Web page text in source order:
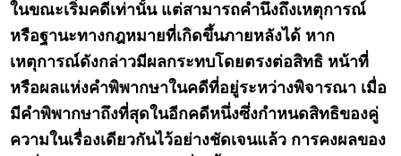
ในขณะเริ่มคดีเท่านั้น แต่สามารถคำนึงถึงเหตุการณ์
หรือฐานะทางกฎหมายที่เกิดขึ้นภายหลังได้ หาก
เหตุการณ์ดังกล่าวมีผลกระทบโดยตรงต่อสิทธิ หน้าที่
หรือผลแห่งคำพิพากษาในคดีที่อยู่ระหว่างพิจารณา เมื่อ
มีคำพิพากษาถึงที่สุดในอีกคดีหนึ่งซึ่งกำหนดสิทธิของคู่
ความในเรื่องเดียวกันไว้อย่างชัดเจนแล้ว การคงผลของ